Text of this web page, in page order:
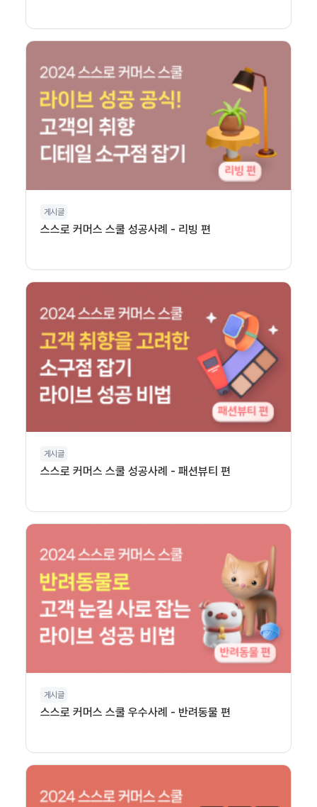
게시글
스스로 커머스 스쿨 성공사례 - 리빙 편
게시글
스스로 커머스 스쿨 성공사례 - 패션뷰티 편
게시글
스스로 커머스 스쿨 우수사례 - 반려동물 편